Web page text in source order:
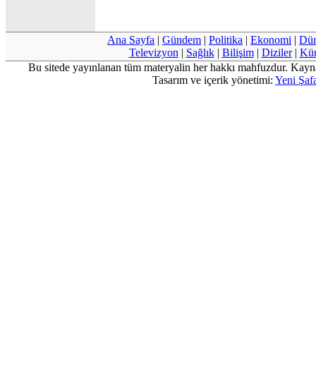
Ana Sayfa | Gündem | Politika | Ekonomi |
Televizyon | Sağlık| Bilişim| Diziler|
Bu sitede yayınlanan tüm materyalin her hakkı mahfuzdur.
Tasarım ve içerik yönetimi: Yeni